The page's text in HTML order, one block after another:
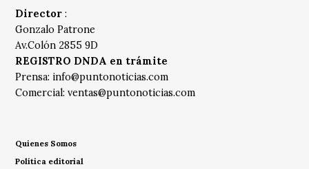
Director :
Gonzalo Patrone
Av.Colón 2855 9D
REGISTRO DNDA en trámite
Prensa: info@puntonoticias.com
Comercial:ventas@puntonoticias.com
Quienes Somos
Política editorial